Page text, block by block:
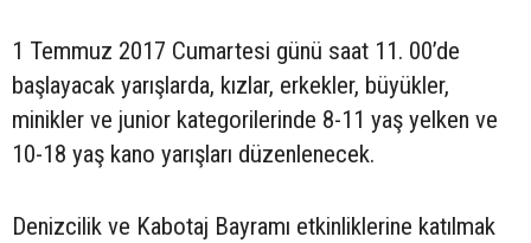
1 Temmuz 2017 Cumartesi günü saat 11. 00’de
başlayacak yarışlarda, kızlar, erkekler, büyükler,
minikler ve junior kategorilerinde 8-11 yaş yelken ve
10-18 yaş kano yarışları düzenlenecek.
Denizcilik ve Kabotaj Bayramı etkinliklerine katılmak